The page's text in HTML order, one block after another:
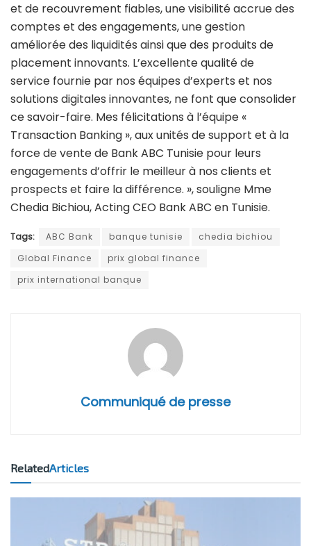
et de recouvrement fiables, une visibilité accrue des
comptes et des engagements, une gestion
améliorée des liquidités ainsi que des produits de
placement innovants. L’excellente qualité de
service fournie par nos équipes d’experts et nos
solutions digitales innovantes, ne font que consolider
ce savoir-faire. Mes félicitations à l’équipe «
Transaction Banking », aux unités de support et à la
force de vente de Bank ABC Tunisie pour leurs
engagements d’offrir le meilleur à nos clients et
prospects et faire la différence. », souligne Mme
Chedia Bichiou, Acting CEO Bank ABC en Tunisie.
Tags: ABC Bank banque tunisie
chedia bichiou
Global Finance
prix global finance
prix international banque
Communiqué de presse
RelatedArticles